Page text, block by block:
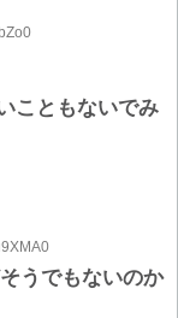
こともないでみ
うでもないのか